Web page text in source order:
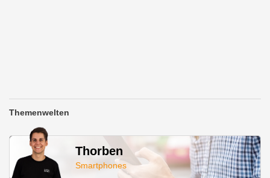
Themenwelten
Thorben
Smartphones